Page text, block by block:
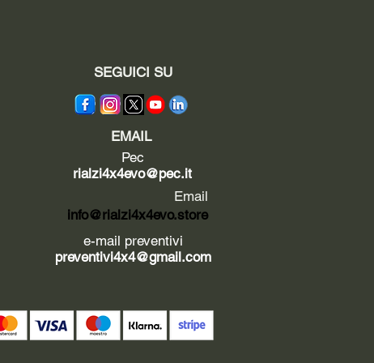
SEGUICI SU
EMAIL
Pec
rialzi4x4evo@pec.it
Email
info@rialzi4x4evo.store
e-mail preventivi
preventivi4x4@gmail.com